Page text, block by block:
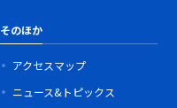
そのほか
アクセスマップ
ニュース&トピックス